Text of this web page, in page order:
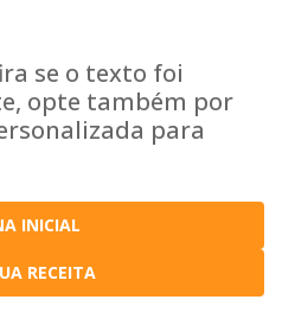
se o texto foi
opte também por
para
INICIAL
RECEITA